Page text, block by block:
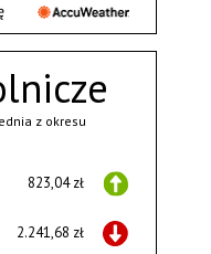
z okresu
823,04 zł
2.241,68 zł